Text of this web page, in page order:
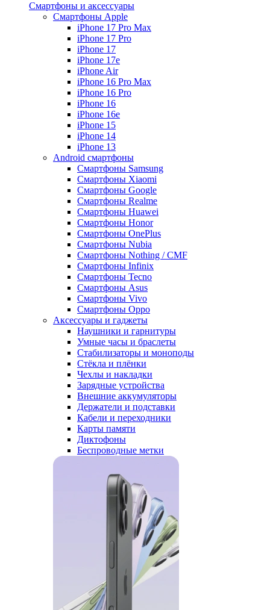
Смартфоны и аксессуары
Смартфоны Apple
iPhone 17 Pro Max
iPhone 17 Pro
iPhone 17
iPhone 17e
iPhone Air
iPhone 16 Pro Max
iPhone 16 Pro
iPhone 16
iPhone 16e
iPhone 15
iPhone 14
iPhone 13
Android cмартфоны
Смартфоны Samsung
Смартфоны Xiaomi
Смартфоны Google
Смартфоны Realme
Смартфоны Huawei
Смартфоны Honor
Смартфоны OnePlus
Смартфоны Nubia
Смартфоны Nothing / CMF
Смартфоны Infinix
Смартфоны Tecno
Смартфоны Asus
Смартфоны Vivo
Смартфоны Oppo
Аксессуары и гаджеты
Наушники и гарнитуры
Умные часы и браслеты
Стабилизаторы и моноподы
Стёкла и плёнки
Чехлы и накладки
Зарядные устройства
Внешние аккумуляторы
Держатели и подставки
Кабели и переходники
Карты памяти
Диктофоны
Беспроводные метки